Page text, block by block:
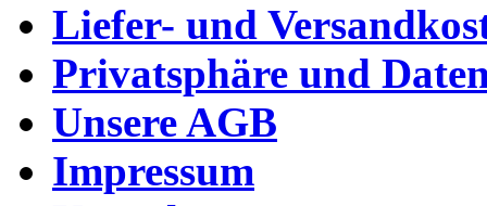
Liefer- und
Privatsphäre und
Unsere AGB
Impressum